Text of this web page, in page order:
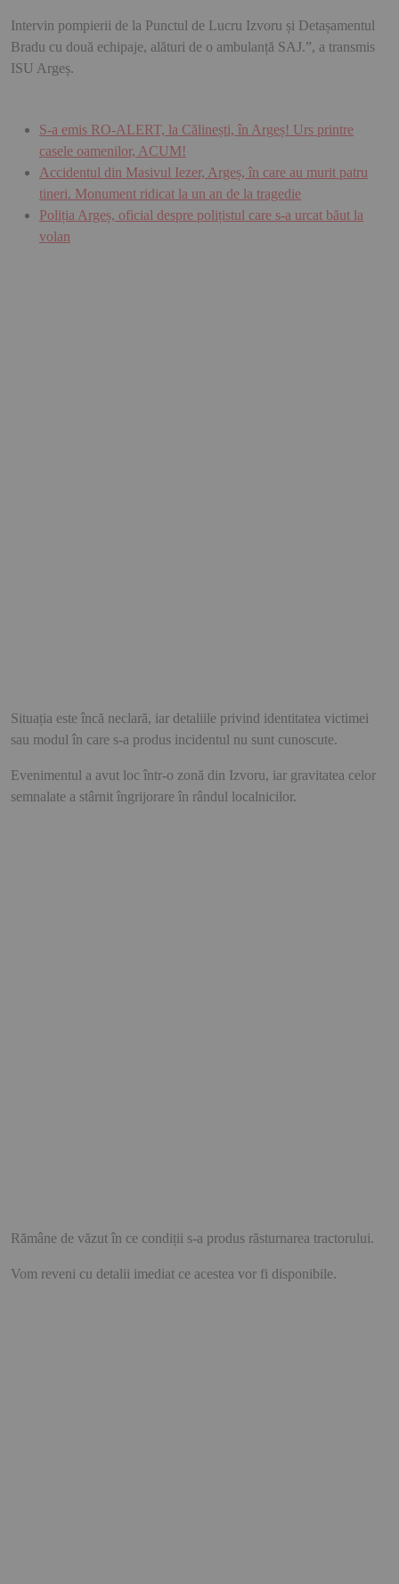
Intervin pompierii de la Punctul de Lucru Izvoru și Detașamentul
Bradu cu două echipaje, alături de o ambulanță SAJ.”, a transmis
ISU Argeș.
S-a emis RO-ALERT, la Călinești, în Argeș! Urs printre
casele oamenilor, ACUM!
Accidentul din Masivul Iezer, Argeș, în care au murit patru
tineri. Monument ridicat la un an de la tragedie
Poliția Argeș, oficial despre polițistul care s-a urcat băut la
volan
Situația este încă neclară, iar detaliile privind identitatea victimei
sau modul în care s-a produs incidentul nu sunt cunoscute.
Evenimentul a avut loc într-o zonă din Izvoru, iar gravitatea celor
semnalate a stârnit îngrijorare în rândul localnicilor.
Rămâne de văzut în ce condiții s-a produs răsturnarea tractorului.
Vom reveni cu detalii imediat ce acestea vor fi disponibile.